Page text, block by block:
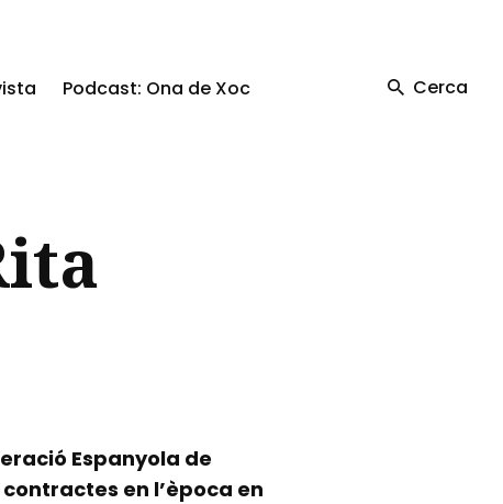
Podcast: Ona de Xoc Cerca
Espanyola de
en l’època en